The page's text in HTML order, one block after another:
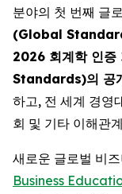
분야의 첫 번째 글
(Global
2026 회계학 인
Standards)의
하고, 전 세계 경영
회 및 기타 이해관
새로운 글로벌 비
Business